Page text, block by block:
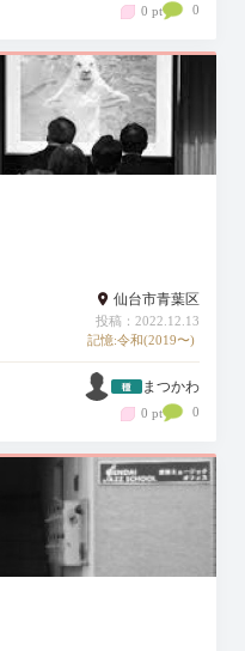
0 pt 0
仙台市青葉区
投稿：2022.12.13
記憶:令和(2019〜)
まつかわ
0 pt 0